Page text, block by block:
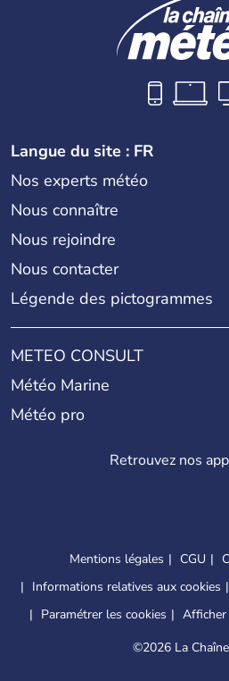
Langue du site : FR
Nos experts météo
Nous connaître
Nous rejoindre
Nous contacter
Légende des pictogrammes
METEO CONSULT
Météo Marine
Météo pro
Retrouvez nos
Mentions légales CGU
Informations relatives aux cookies
Paramétrer les cookies
Afficher
©2026 La